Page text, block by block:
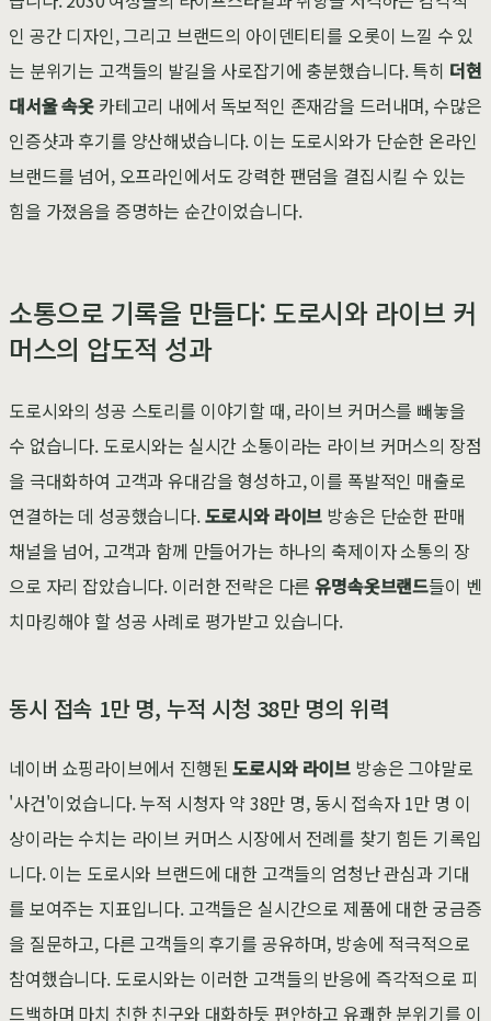
인 공간 디자인, 그리고 브랜드의 아이덴티티를 오롯이 느낄 수 있
는 분위기는 고객들의 발길을 사로잡기에 충분했습니다. 특히 더현
대서울 속옷 카테고리 내에서 독보적인 존재감을 드러내며, 수많은
인증샷과 후기를 양산해냈습니다. 이는 도로시와가 단순한 온라인
브랜드를 넘어, 오프라인에서도 강력한 팬덤을 결집시킬 수 있는
힘을 가졌음을 증명하는 순간이었습니다.
소통으로 기록을 만들다: 도로시와 라이브 커
머스의 압도적 성과
도로시와의 성공 스토리를 이야기할 때, 라이브 커머스를 빼놓을
수 없습니다. 도로시와는 실시간 소통이라는 라이브 커머스의 장점
을 극대화하여 고객과 유대감을 형성하고, 이를 폭발적인 매출로
연결하는 데 성공했습니다.도로시와 라이브 방송은 단순한 판매
채널을 넘어, 고객과 함께 만들어가는 하나의 축제이자 소통의 장
으로 자리 잡았습니다. 이러한 전략은 다른유명속옷브랜드들이 벤
치마킹해야 할 성공 사례로 평가받고 있습니다.
동시 접속 1만 명, 누적 시청 38만 명의 위력
네이버 쇼핑라이브에서 진행된도로시와 라이브 방송은 그야말로
'사건'이었습니다. 누적 시청자 약 38만 명, 동시 접속자 1만 명 이
상이라는 수치는 라이브 커머스 시장에서 전례를 찾기 힘든 기록입
니다. 이는 도로시와 브랜드에 대한 고객들의 엄청난 관심과 기대
를 보여주는 지표입니다. 고객들은 실시간으로 제품에 대한 궁금증
을 질문하고, 다른 고객들의 후기를 공유하며, 방송에 적극적으로
참여했습니다. 도로시와는 이러한 고객들의 반응에 즉각적으로 피
드백하며 마치 친한 친구와 대화하듯 편안하고 유쾌한 분위기를 이